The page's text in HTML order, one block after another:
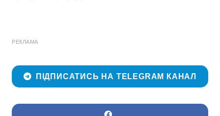
РЕКЛАМА
ПІДПИСАТИСЬ НА TELEGRAM КАНАЛ